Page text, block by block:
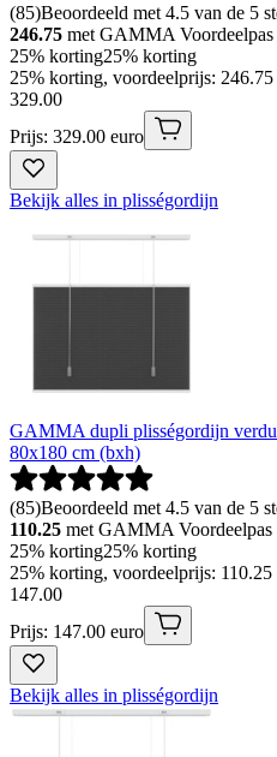
(85)Beoordeeld met 4.5 van de 5
246.75 met GAMMA Voordeelpas
25% korting25% korting
25% korting, voordeelprijs:
329.00
Prijs: 329.00 euro
Bekijk alles in plisségordijn
GAMMA dupli plisségordijn
80x180 cm (bxh)
(85)Beoordeeld met 4.5 van de 5
110.25 met GAMMA Voordeelpas
25% korting25% korting
25% korting, voordeelprijs:
147.00
Prijs: 147.00 euro
Bekijk alles in plisségordijn